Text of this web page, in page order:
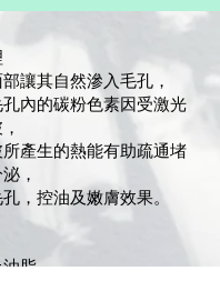
讓其自然滲入毛孔，
內的碳粉色素因受激光
產生的熱能有助疏通堵
，
，控油及嫩膚效果。
脂